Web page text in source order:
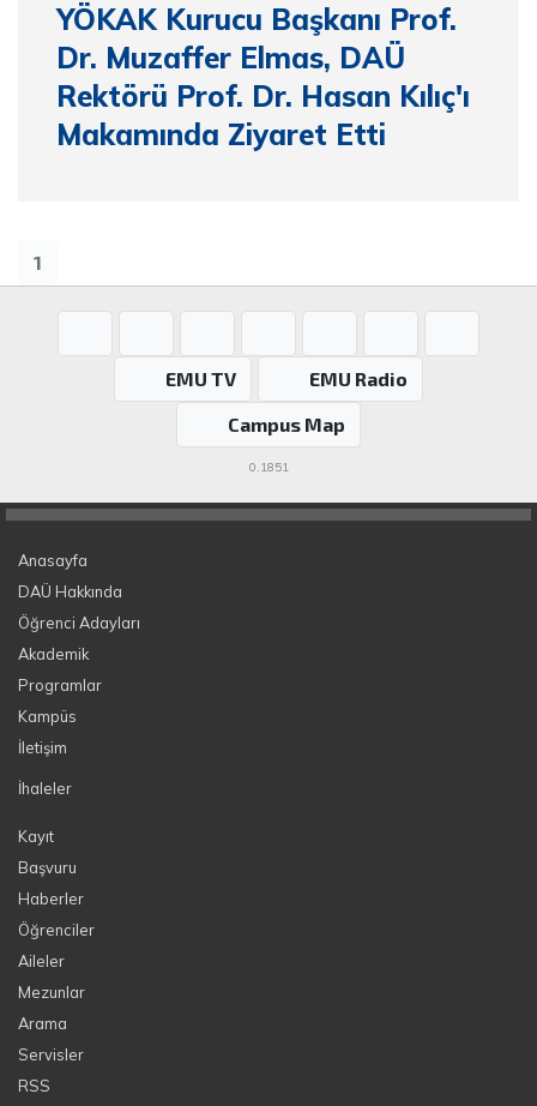
YÖKAK Kurucu Başkanı Prof.
Dr. Muzaffer Elmas, DAÜ
Rektörü Prof. Dr. Hasan Kılıç'ı
Makamında Ziyaret Etti
1
EMU TV
EMU Radio
Campus Map
0.1851
Anasayfa
DAÜ Hakkında
Öğrenci Adayları
Akademik
Programlar
Kampüs
İletişim
İhaleler
Kayıt
Başvuru
Haberler
Öğrenciler
Aileler
Mezunlar
Arama
Servisler
RSS